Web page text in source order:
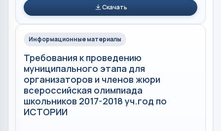
Скачать
Информационные материалы
Требования к проведению
муниципального этапа для
организаторов и членов жюри
всероссийская олимпиада
школьников 2017-2018 уч.год по
ИСТОРИИ